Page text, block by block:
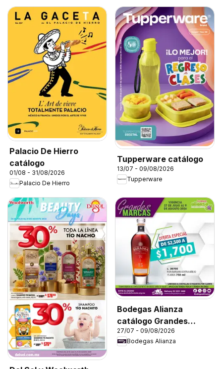
Palacio De Hierro
catálogo
01/08 - 31/08/2026
Palacio De Hierro
Tupperware catálogo
13/07 - 09/08/2026
Tupperware
Bodegas Alianza
catálogo Grandes
Marcas
27/07 - 09/08/2026
Bodegas Alianza